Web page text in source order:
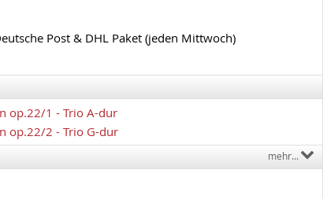
Post & DHL Paket (jeden Mittwoch)
op.22/1 - Trio A-dur
op.22/2 - Trio G-dur
mehr...